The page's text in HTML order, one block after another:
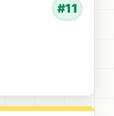
#11